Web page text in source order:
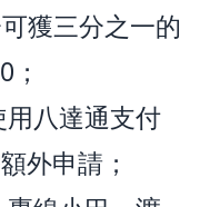
獲三分之一的
八達通支付
外申請；